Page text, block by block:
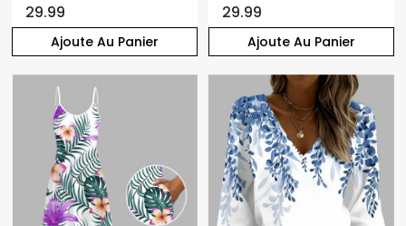
Ajoute Au Panier
29.99
Ajoute Au Panier
29.99